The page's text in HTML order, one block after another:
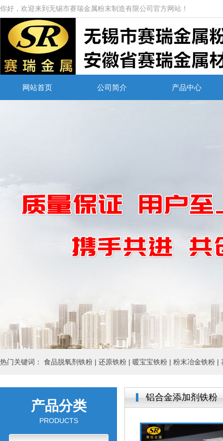
你好，欢迎来到无锡市赛瑞金属粉末制造有限公司官方网站！
网站首页 公司简介 产品中心
热门关键词： 食品脱氧剂铁粉 | 还原铁粉 | 暖宝宝铁粉 | 粉末冶金铁粉 |
产品分类
PRODUCTS
铝合金添加剂铁粉